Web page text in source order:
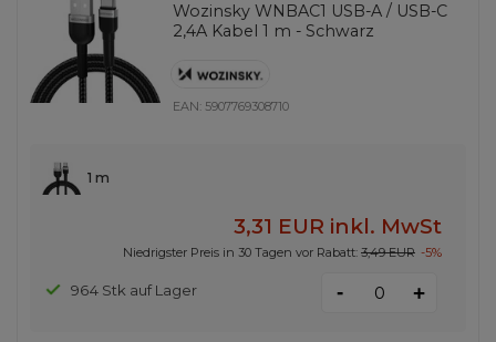
Wozinsky WNBAC1 USB-A / USB-C
2,4A Kabel 1 m - Schwarz
EAN: 5907769308710
1 m
3,31 EUR inkl. MwSt
Niedrigster Preis in 30 Tagen vor Rabatt: 3,49 EUR -5%
964 Stk auf Lager - +